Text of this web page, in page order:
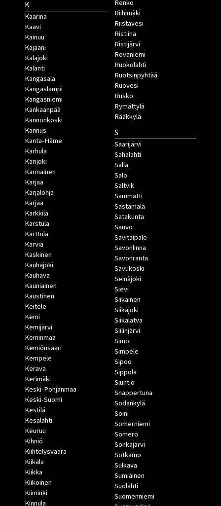
K
Kaarina
Kaavi
Kainuu
Kajaani
Kalajoki
Kalanti
Kangasala
Kangaslampi
Kangasniemi
Kankaanpää
Kannonkoski
Kannus
Kanta-Häme
Karhula
Karijoki
Karinainen
Karjaa
Karjalohja
Karjaa
Karkkila
Karstula
Karttula
Karvia
Kaskinen
Kauhajoki
Kauhava
Kauniainen
Kaustinen
Keitele
Kemi
Kemijärvi
Keminmaa
Kemiönsaari
Kempele
Kerava
Kerimäki
Keski-Pohjanmaa
Keski-Suomi
Kestilä
Kesälahti
Keuruu
Kihniö
Kiihtelysvaara
Kiikala
Kiikka
Kiikoinen
Kiiminki
Kinnula
Renko
Riihimäki
Riistavesi
Ristiina
Ristijärvi
Rovaniemi
Ruokolahti
Ruotsinpyhtää
Ruovesi
Rusko
Rymättylä
Rääkkylä
S
Saarijärvi
Sahalahti
Salla
Salo
Saltvik
Sammatti
Sastamala
Satakunta
Sauvo
Savitaipale
Savonlinna
Savonranta
Savukoski
Seinäjoki
Sievi
Siikainen
Siikajoki
Siikalatva
Siilinjärvi
Simo
Simpele
Sipoo
Sippola
Siuntio
Snappertuna
Sodankylä
Soini
Somerniemi
Somero
Sonkajärvi
Sotkamo
Sulkava
Sumiainen
Suolahti
Suomenniemi